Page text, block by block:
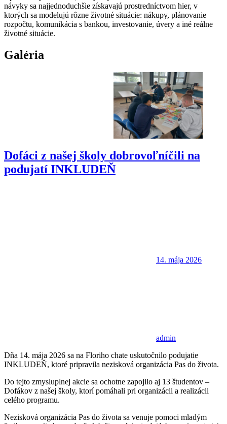
návyky sa najjednoduchšie získavajú prostredníctvom hier, v
ktorých sa modelujú rôzne životné situácie: nákupy, plánovanie
rozpočtu, komunikácia s bankou, investovanie, úvery a iné reálne
životné situácie.
Galéria
Dofáci z našej školy dobrovoľníčili na
podujatí INKLUDEŇ
14. mája 2026
admin
Dňa 14. mája 2026 sa na Floriho chate uskutočnilo podujatie
INKLUDEŇ, ktoré pripravila nezisková organizácia Pas do života.
Do tejto zmysluplnej akcie sa ochotne zapojilo aj 13 študentov –
Dofákov z našej školy, ktorí pomáhali pri organizácii a realizácii
celého programu.
Nezisková organizácia Pas do života sa venuje pomoci mladým